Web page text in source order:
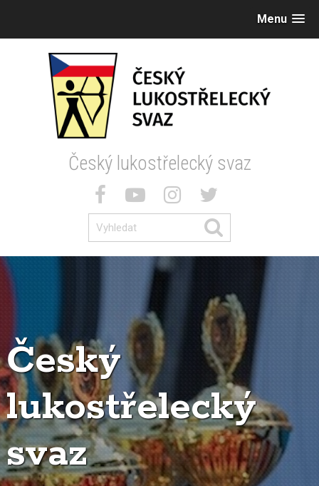
Menu
Český lukostřelecký svaz
Český
lukostřelecký
svaz